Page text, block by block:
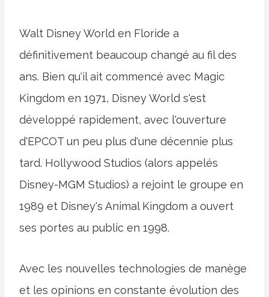
Walt Disney World en Floride a
définitivement beaucoup changé au fil des
ans. Bien qu'il ait commencé avec Magic
Kingdom en 1971, Disney World s'est
développé rapidement, avec l'ouverture
d'EPCOT un peu plus d'une décennie plus
tard. Hollywood Studios (alors appelés
Disney-MGM Studios) a rejoint le groupe en
1989 et Disney's Animal Kingdom a ouvert
ses portes au public en 1998.
Avec les nouvelles technologies de manège
et les opinions en constante évolution des